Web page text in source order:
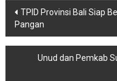
Navigasi
pos
TPID Provinsi Bali Siap
Pangan
Unud dan Pemkab